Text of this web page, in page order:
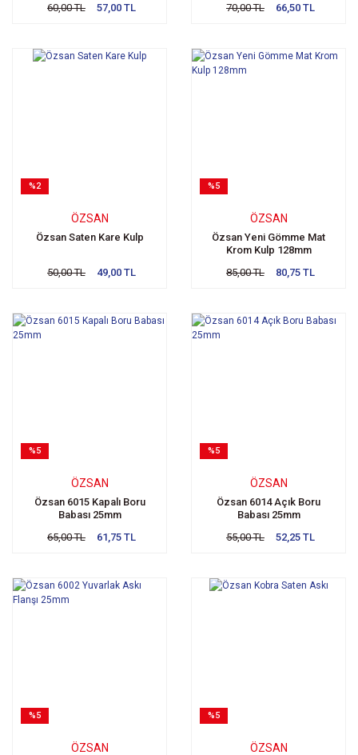
60,00 TL
57,00 TL
70,00 TL
66,50 TL
%2
ÖZSAN
Özsan Saten Kare Kulp
50,00 TL 49,00 TL
%5
ÖZSAN
Özsan Yeni Gömme Mat
Krom Kulp 128mm
85,00 TL
80,75 TL
%5
ÖZSAN
Özsan 6015 Kapalı Boru
Babası 25mm
65,00 TL
61,75 TL
%5
ÖZSAN
Özsan 6014 Açık Boru
Babası 25mm
55,00 TL
52,25 TL
%5
ÖZSAN
%5
ÖZSAN